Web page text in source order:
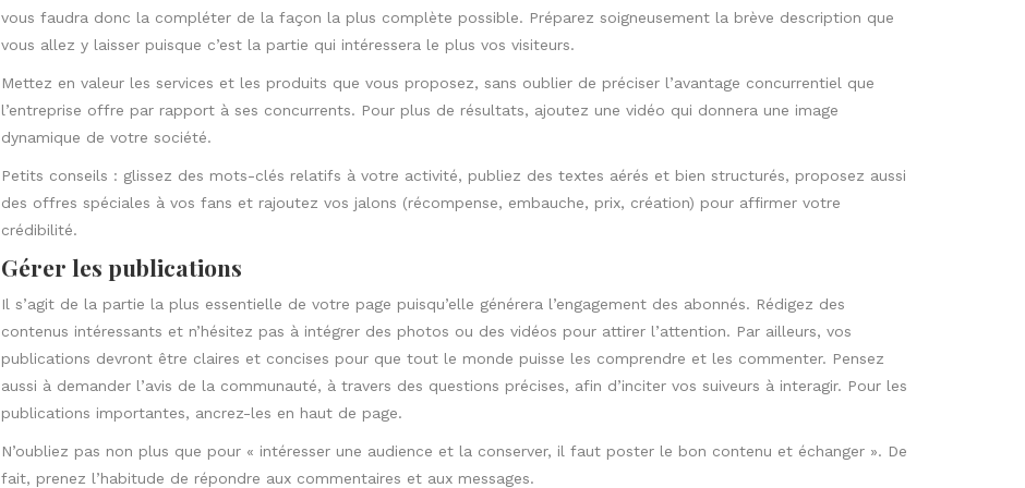
vous faudra donc la compléter de la façon la plus complète possible. Préparez soigneusement la brève description que
vous allez y laisser puisque c’est la partie qui intéressera le plus vos visiteurs.
Mettez en valeur les services et les produits que vous proposez, sans oublier de préciser l’avantage concurrentiel que
l’entreprise offre par rapport à ses concurrents. Pour plus de résultats, ajoutez une vidéo qui donnera une image
dynamique de votre société.
Petits conseils : glissez des mots-clés relatifs à votre activité, publiez des textes aérés et bien structurés, proposez aussi
des offres spéciales à vos fans et rajoutez vos jalons (récompense, embauche, prix, création) pour affirmer votre
crédibilité.
Gérer les publications
Il s’agit de la partie la plus essentielle de votre page puisqu’elle générera l’engagement des abonnés. Rédigez des
contenus intéressants et n’hésitez pas à intégrer des photos ou des vidéos pour attirer l’attention. Par ailleurs, vos
publications devront être claires et concises pour que tout le monde puisse les comprendre et les commenter. Pensez
aussi à demander l’avis de la communauté, à travers des questions précises, afin d’inciter vos suiveurs à interagir. Pour les
publications importantes, ancrez-les en haut de page.
N’oubliez pas non plus que pour « intéresser une audience et la conserver, il faut poster le bon contenu et échanger ». De
fait, prenez l’habitude de répondre aux commentaires et aux messages.